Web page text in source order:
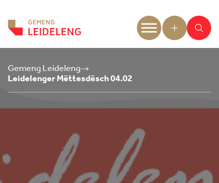
Gemeng Leideleng
Leidelenger Mëttesdësch 04.02